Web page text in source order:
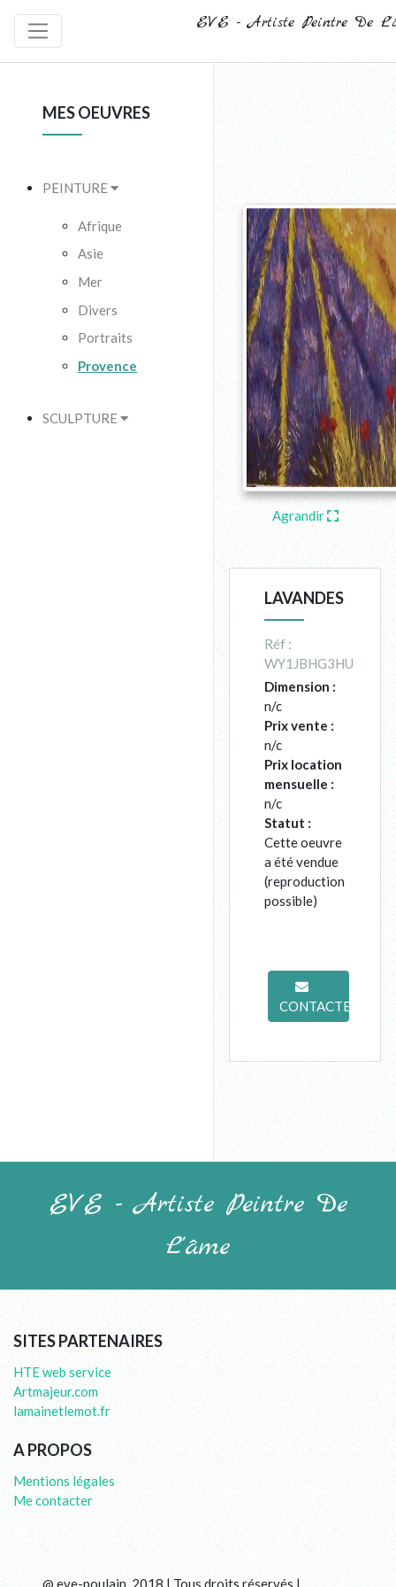
EVE - Artiste Peintre De
MES OEUVRES
PEINTURE
Afrique
Asie
Mer
Divers
Portraits
Provence
SCULPTURE
Agrandir
LAVANDES
Réf :
WY1JBHG3HU
Dimension :
n/c
Prix vente :
n/c
Prix location
mensuelle :
n/c
Statut :
Cette oeuvre
a été vendue
(reproduction
possible)
CONTACTER
EVE - Artiste Peintre De
L'âme
SITES PARTENAIRES
HTE web service
Artmajeur.com
lamainetlemot.fr
A PROPOS
Mentions légales
Me contacter
@ eve-poulain, 2018 | Tous droits réservés |